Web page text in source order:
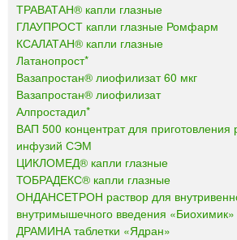
ТРАВАТАН® капли глазные
ГЛАУПРОСТ капли глазные Ромфарм
КСАЛАТАН® капли глазные
Латанопрост*
Вазапростан® лиофилизат 60 мкг
Вазапростан® лиофилизат
Алпростадил*
ВАП 500 концентрат для приготовления
инфузий СЭМ
ЦИКЛОМЕД® капли глазные
ТОБРАДЕКС® капли глазные
ОНДАНСЕТРОН раствор для
внутримышечного введения «Биохимик»
ДРАМИНА таблетки «Ядран»